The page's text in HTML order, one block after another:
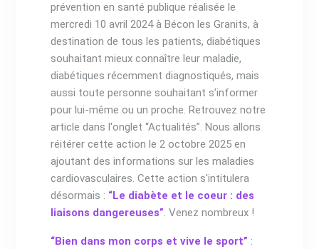
prévention en santé publique réalisée le
mercredi 10 avril 2024 à Bécon les Granits, à
destination de tous les patients, diabétiques
souhaitant mieux connaître leur maladie,
diabétiques récemment diagnostiqués, mais
aussi toute personne souhaitant s'informer
pour lui-même ou un proche. Retrouvez notre
article dans l'onglet “Actualités”. Nous allons
réitérer cette action le 2 octobre 2025 en
ajoutant des informations sur les maladies
cardiovasculaires. Cette action s'intitulera
désormais : “Le diabète et le coeur : des
liaisons dangereuses”. Venez nombreux !
“Bien dans mon corps et vive le sport” :